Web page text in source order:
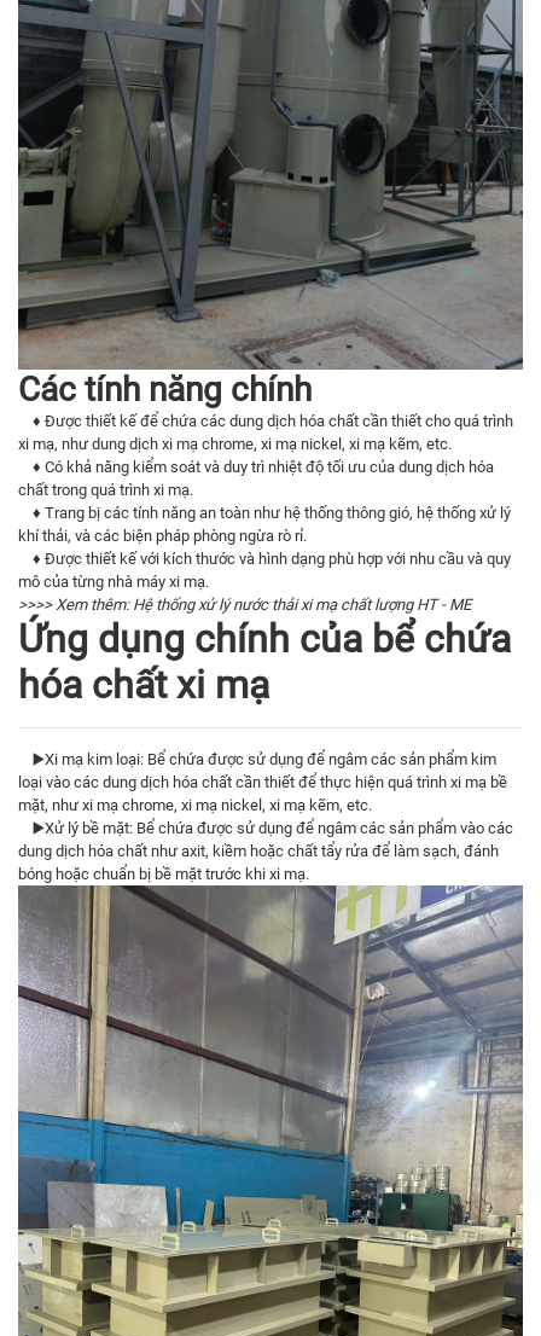
Các tính năng chính
♦ Được thiết kế để chứa các dung dịch hóa chất cần thiết cho quá trình
xi mạ, như dung dịch xi mạ chrome, xi mạ nickel, xi mạ kẽm, etc.
♦ Có khả năng kiểm soát và duy trì nhiệt độ tối ưu của dung dịch hóa
chất trong quá trình xi mạ.
♦ Trang bị các tính năng an toàn như hệ thống thông gió, hệ thống xử lý
khí thải, và các biện pháp phòng ngừa rò rỉ.
♦ Được thiết kế với kích thước và hình dạng phù hợp với nhu cầu và quy
mô của từng nhà máy xi mạ.
>>>> Xem thêm: Hệ thống xử lý nước thải xi mạ chất lượng HT - ME
Ứng dụng chính của bể chứa
hóa chất xi mạ
▶️Xi mạ kim loại: Bể chứa được sử dụng để ngâm các sản phẩm kim
loại vào các dung dịch hóa chất cần thiết để thực hiện quá trình xi mạ bề
mặt, như xi mạ chrome, xi mạ nickel, xi mạ kẽm, etc.
▶️Xử lý bề mặt: Bể chứa được sử dụng để ngâm các sản phẩm vào các
dung dịch hóa chất như axit, kiềm hoặc chất tẩy rửa để làm sạch, đánh
bóng hoặc chuẩn bị bề mặt trước khi xi mạ.